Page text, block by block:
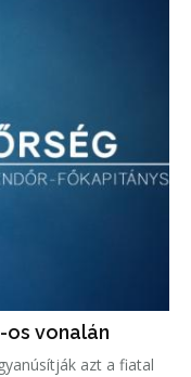
os vonalán
azt a fiatal